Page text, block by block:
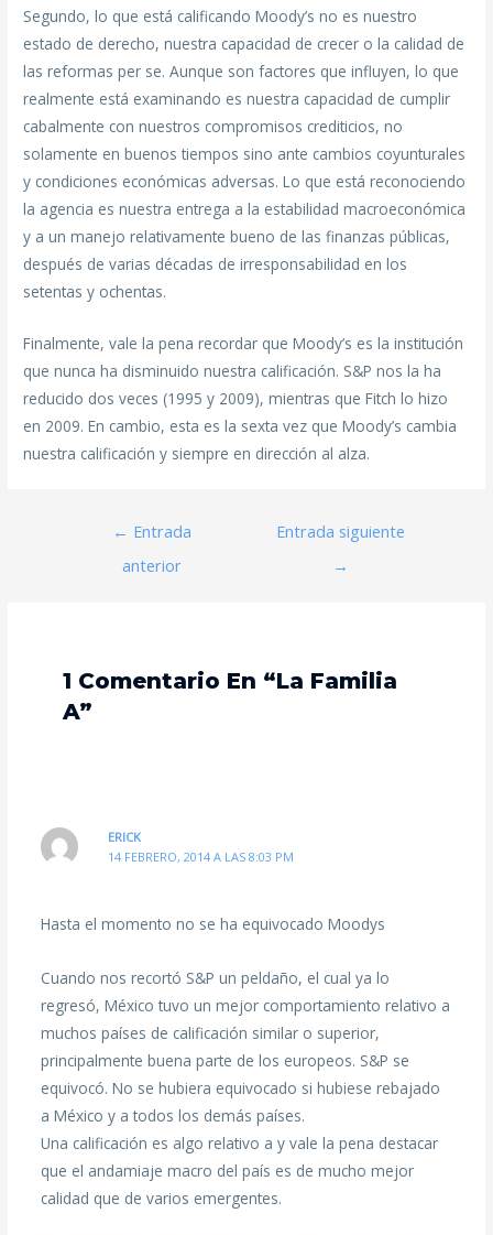
Segundo, lo que está calificando Moody’s no es nuestro
estado de derecho, nuestra capacidad de crecer o la calidad de
las reformas per se. Aunque son factores que influyen, lo que
realmente está examinando es nuestra capacidad de cumplir
cabalmente con nuestros compromisos crediticios, no
solamente en buenos tiempos sino ante cambios coyunturales
y condiciones económicas adversas. Lo que está reconociendo
la agencia es nuestra entrega a la estabilidad macroeconómica
y a un manejo relativamente bueno de las finanzas públicas,
después de varias décadas de irresponsabilidad en los
setentas y ochentas.
Finalmente, vale la pena recordar que Moody’s es la institución
que nunca ha disminuido nuestra calificación. S&P nos la ha
reducido dos veces (1995 y 2009), mientras que Fitch lo hizo
en 2009. En cambio, esta es la sexta vez que Moody’s cambia
nuestra calificación y siempre en dirección al alza.
← Entrada
anterior
Entrada siguiente
→
1 Comentario En “La Familia
A”
ERICK
14 FEBRERO, 2014 A LAS 8:03 PM
Hasta el momento no se ha equivocado Moodys
Cuando nos recortó S&P un peldaño, el cual ya lo
regresó, México tuvo un mejor comportamiento relativo a
muchos países de calificación similar o superior,
principalmente buena parte de los europeos. S&P se
equivocó. No se hubiera equivocado si hubiese rebajado
a México y a todos los demás países.
Una calificación es algo relativo a y vale la pena destacar
que el andamiaje macro del país es de mucho mejor
calidad que de varios emergentes.